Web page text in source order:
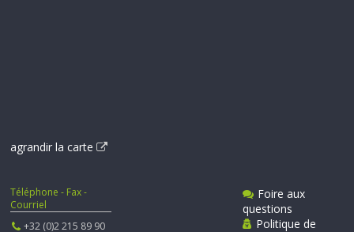
agrandir la carte
Téléphone - Fax -
Courriel
+32 (0)2 215 89 90
Foire aux
questions
Politique de